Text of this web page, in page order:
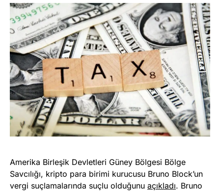
Amerika Birleşik Devletleri Güney Bölgesi Bölge
Savcılığı, kripto para birimi kurucusu Bruno Block’un
vergi suçlamalarında suçlu olduğunu açıkladı. Bruno